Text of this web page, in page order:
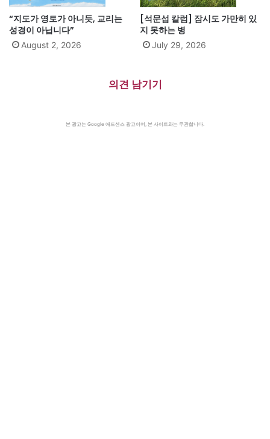
“지도가 영토가 아니듯, 교리는
성경이 아닙니다”
August 2, 2026
[석문섭 칼럼] 잠시도 가만히 있
지 못하는 병
July 29, 2026
의견 남기기
본 광고는 Google 애드센스 광고이며, 본 사이트와는 무관합니다.